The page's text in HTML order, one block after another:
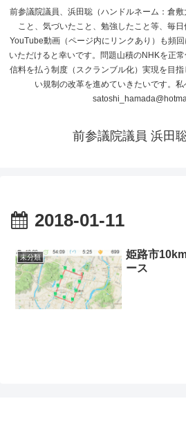
前参議院議員、浜田聡（ハンドルネーム：倉
こと、気づいたこと、勉強したこと等、毎日
YouTube動画（ページ内にリンクあり）も頻
いただけると幸いです。問題山積のNHKを正
信料を払う制度（スクランブル化）実現を目
い規制の改革を進めていきたいです。
前参議院議員 浜田
2018-01-11
未分類
姫路市
ース